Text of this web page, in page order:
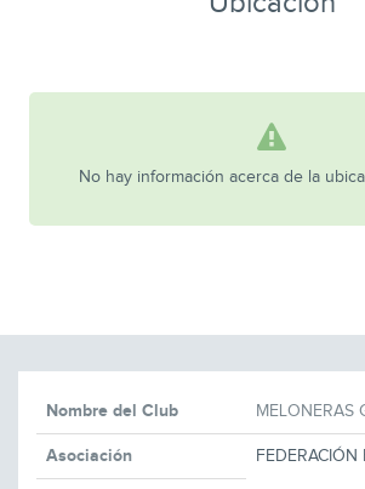
No hay información acerca de la
Nombre del Club MELONERAS
Asociación FEDERACIÓN